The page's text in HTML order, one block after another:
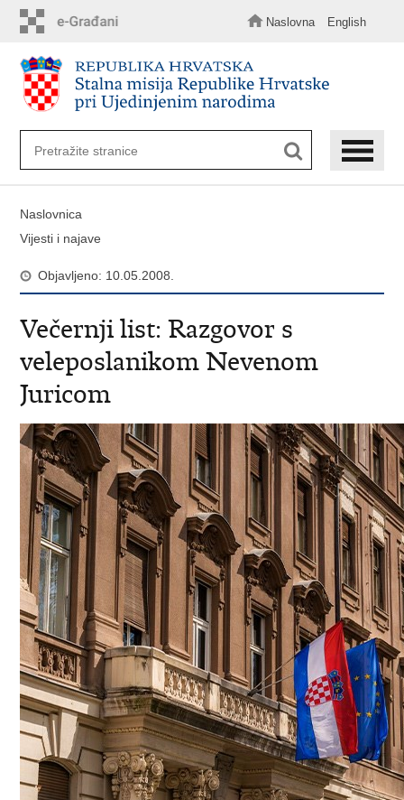
sadržaj
Naslovna English
Naslovnica
Vijesti i najave
Objavljeno: 10.05.2008.
Večernji list: Razgovor s
veleposlanikom Nevenom
Juricom